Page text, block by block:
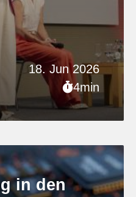
18. Jun 2026
4min
in den